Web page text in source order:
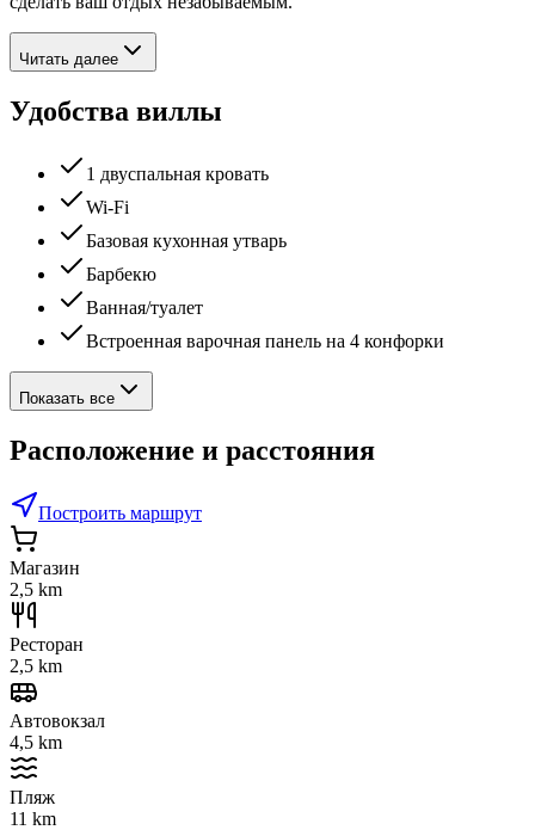
Читать далее
Удобства виллы
1 двуспальная кровать
Wi-Fi
Базовая кухонная утварь
Барбекю
Ванная/туалет
Встроенная варочная панель на 4 конфорки
Показать все
Расположение и расстояния
Построить маршрут
Магазин
2,5 km
Ресторан
2,5 km
Автовокзал
4,5 km
Пляж
11 km